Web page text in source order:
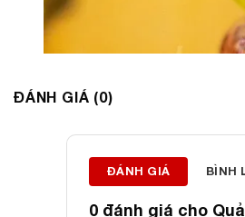
ĐÁNH GIÁ (0)
ĐÁNH GIÁ BÌNH
0 đánh giá cho